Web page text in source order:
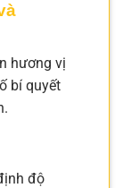
hương vị
bí quyết
độ